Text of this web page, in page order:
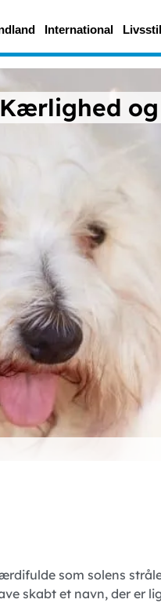
International Livsstil
som solens
skabt et navn, der er